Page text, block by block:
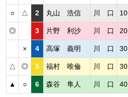
○ △ 2 丸山 浩信 川 口 10
◎ 3 片野 利沙 川 口 20
× 4 高塚 義明 川 口 30
△ ◎ 5 福村 唯倫 川 口 30
▲ ○ 6 森谷 隼人 川 口 40